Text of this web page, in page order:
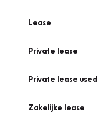
Lease
Private lease
Private lease used
Zakelijke lease